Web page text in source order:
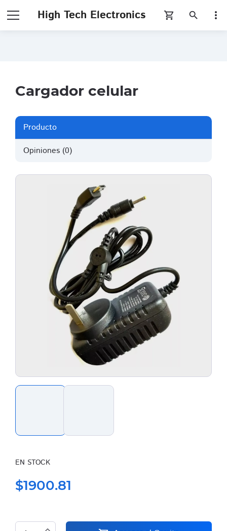
High Tech Electronics shopping_cart search more_vert
Cargador celular
Producto
Opiniones (0)
EN STOCK
$1900.81